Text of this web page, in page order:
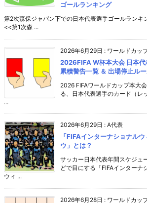
ゴールランキング
第2次森保ジャパン下での日本代表選手ゴールランキ
<<第1次森 ...
2026年6月29日 : ワールドカッ
2026FIFA W杯本大会 日本代
累積警告一覧 ＆ 出場停止ル
2026 FIFAワールドカップ本大
る、日本代表選手のカード（レ
...
2026年6月29日 : A代表
「FIFAインターナショナルウ
ウ」とは？
サッカー日本代表年間スケジュ
どで目にする「FIFAインターナ
ウィ ...
2026年6月28日 : ワールドカッ